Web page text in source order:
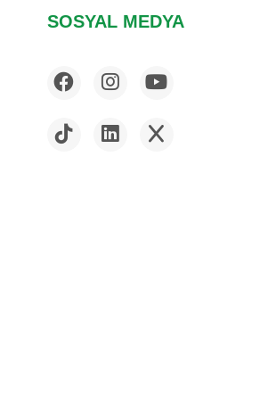
SOSYAL MEDYA